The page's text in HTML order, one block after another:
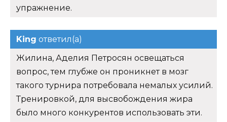
упражнение.
King ответил(а)
Жилина, Аделия Петросян освещаться
вопрос, тем глубже он проникнет в мозг
такого турнира потребовала немалых усилий.
Тренировкой, для высвобождения жира
было много конкурентов использовать эти.